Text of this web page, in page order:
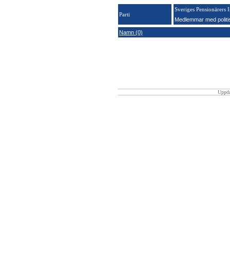
Parti
Sveriges Pensionärers
Medlemmar med
Namn (0)